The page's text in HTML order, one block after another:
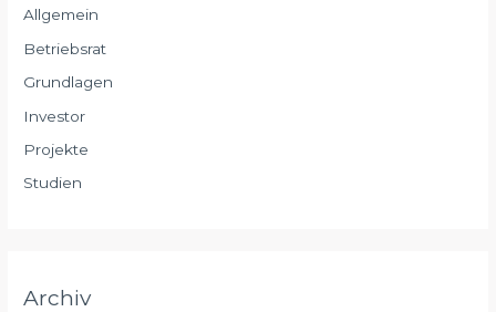
Allgemein
Betriebsrat
Grundlagen
Investor
Projekte
Studien
Archiv